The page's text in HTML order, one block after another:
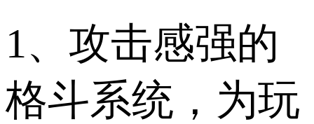
1、攻击感强的
格斗系统，为玩